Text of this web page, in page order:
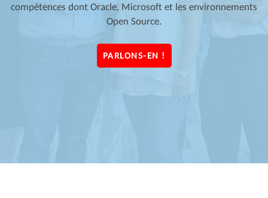
compétences dont Oracle, Microsoft et les environnements
Open Source.
PARLONS-EN !